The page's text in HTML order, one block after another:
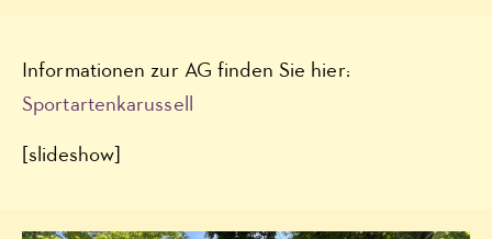
Informationen zur AG finden Sie hier:
Sportartenkarussell
[slideshow]